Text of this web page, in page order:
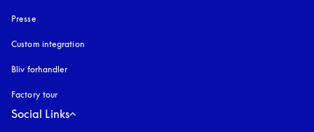
Presse
Custom integration
Bliv forhandler
Factory tour
Social Links